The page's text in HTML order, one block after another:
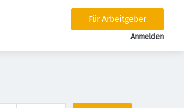
Für Arbeitgeber
Anmelden